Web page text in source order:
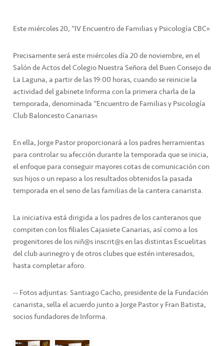
Este miércoles 20, “IV Encuentro de Familias y Psicología CBC”
Precisamente será este miércoles día 20 de noviembre, en el
Salón de Actos del Colegio Nuestra Señora del Buen Consejo de
La Laguna, a partir de las 19:00 horas, cuando se reinicie la
actividad del gabinete Informa con la primera charla de la
temporada, denominada “Encuentro de Familias y Psicología
Club Baloncesto Canarias”.
En ella, Jorge Pastor proporcionará a los padres herramientas
para controlar su afección durante la temporada que se inicia,
el enfoque para conseguir mayores cotas de comunicación con
sus hijos o un repaso a los resultados obtenidos la pasada
temporada en el seno de las familias de la cantera canarista.
La iniciativa está dirigida a los padres de los canteranos que
compiten con los filiales Cajasiete Canarias, así como a los
progenitores de los niñ@s inscrit@s en las distintas Escuelitas
del club aurinegro y de otros clubes que estén interesados,
hasta completar aforo.
-- Fotos adjuntas: Santiago Cacho, presidente de la Fundación
canarista, sella el acuerdo junto a Jorge Pastor y Fran Batista,
socios fundadores de Informa.